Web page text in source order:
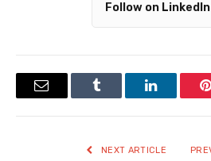
Follow on LinkedIn
Pinterest
LinkedIn
Tumblr
Email
NEXT ARTICLE